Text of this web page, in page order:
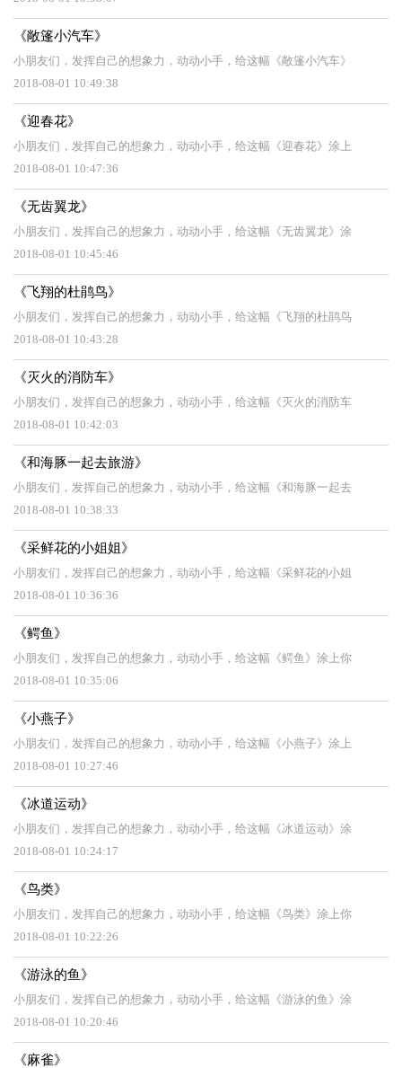
《敞篷小汽车》
小朋友们，发挥自己的想象力，动动小手，给这幅《敞篷小汽车》
2018-08-01 10:49:38
《迎春花》
小朋友们，发挥自己的想象力，动动小手，给这幅《迎春花》涂上
2018-08-01 10:47:36
《无齿翼龙》
小朋友们，发挥自己的想象力，动动小手，给这幅《无齿翼龙》涂
2018-08-01 10:45:46
《飞翔的杜鹃鸟》
小朋友们，发挥自己的想象力，动动小手，给这幅《飞翔的杜鹃鸟
2018-08-01 10:43:28
《灭火的消防车》
小朋友们，发挥自己的想象力，动动小手，给这幅《灭火的消防车
2018-08-01 10:42:03
《和海豚一起去旅游》
小朋友们，发挥自己的想象力，动动小手，给这幅《和海豚一起去
2018-08-01 10:38:33
《采鲜花的小姐姐》
小朋友们，发挥自己的想象力，动动小手，给这幅《采鲜花的小姐
2018-08-01 10:36:36
《鳄鱼》
小朋友们，发挥自己的想象力，动动小手，给这幅《鳄鱼》涂上你
2018-08-01 10:35:06
《小燕子》
小朋友们，发挥自己的想象力，动动小手，给这幅《小燕子》涂上
2018-08-01 10:27:46
《冰道运动》
小朋友们，发挥自己的想象力，动动小手，给这幅《冰道运动》涂
2018-08-01 10:24:17
《鸟类》
小朋友们，发挥自己的想象力，动动小手，给这幅《鸟类》涂上你
2018-08-01 10:22:26
《游泳的鱼》
小朋友们，发挥自己的想象力，动动小手，给这幅《游泳的鱼》涂
2018-08-01 10:20:46
《麻雀》